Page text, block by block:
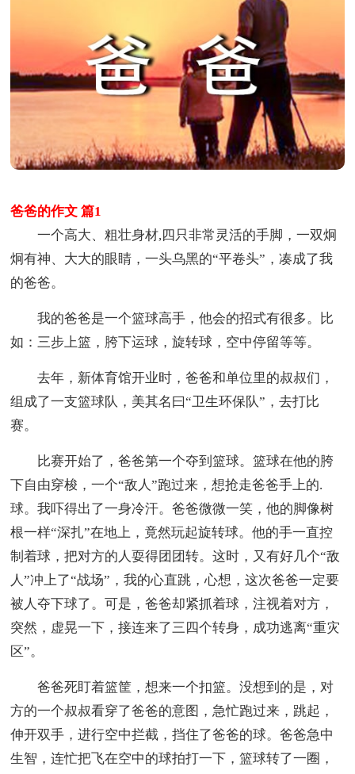
爸爸的作文 篇1
一个高大、粗壮身材,四只非常灵活的手脚，一双炯
炯有神、大大的眼睛，一头乌黑的“平卷头”，凑成了我
的爸爸。
我的爸爸是一个篮球高手，他会的招式有很多。比
如：三步上篮，胯下运球，旋转球，空中停留等等。
去年，新体育馆开业时，爸爸和单位里的叔叔们，
组成了一支篮球队，美其名曰“卫生环保队”，去打比
赛。
比赛开始了，爸爸第一个夺到篮球。篮球在他的胯
下自由穿梭，一个“敌人”跑过来，想抢走爸爸手上的.
球。我吓得出了一身冷汗。爸爸微微一笑，他的脚像树
根一样“深扎”在地上，竟然玩起旋转球。他的手一直控
制着球，把对方的人耍得团团转。这时，又有好几个“敌
人”冲上了“战场”，我的心直跳，心想，这次爸爸一定要
被人夺下球了。可是，爸爸却紧抓着球，注视着对方，
突然，虚晃一下，接连来了三四个转身，成功逃离“重灾
区”。
爸爸死盯着篮筐，想来一个扣篮。没想到的是，对
方的一个叔叔看穿了爸爸的意图，急忙跑过来，跳起，
伸开双手，进行空中拦截，挡住了爸爸的球。爸爸急中
生智，连忙把飞在空中的球拍打一下，篮球转了一圈，